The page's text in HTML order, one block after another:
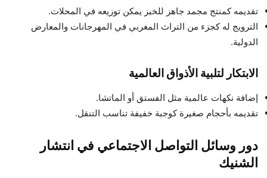
تقديمه كمنتج مجمد جاهز للخبز يمكن توزيعه في المحلات.
الترويج له كجزء من التراث المغربي في المهرجانات والمعارض
الدولية.
الابتكار لتلبية الأذواق العالمية
إضافة نكهات عالمية مثل الفستق أو الماتشا.
تقديمه بأحجام صغيرة كوجبة خفيفة تناسب التنقل.
دور وسائل التواصل الاجتماعي في انتشار
الشنيك